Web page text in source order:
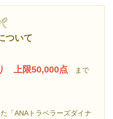
ついて
上限50,000点
まで
「ANAトラベラーズダイナ